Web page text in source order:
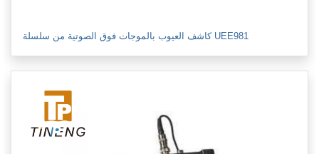
كاشف العيوب بالموجات فوق الصوتية من سلسلة UEE981